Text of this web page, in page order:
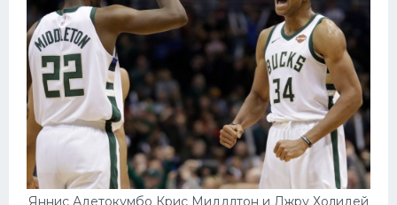
Яннис Адетокумбо Крис Миддлтон и Джру Холидей